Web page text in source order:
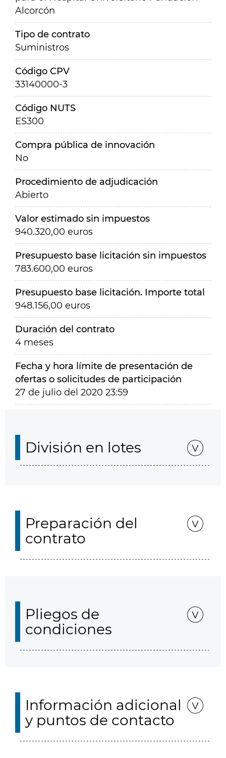
Alcorcón
Tipo de contrato
Suministros
Código CPV
33140000-3
Código NUTS
ES300
Compra pública de innovación
No
Procedimiento de adjudicación
Abierto
Valor estimado sin impuestos
940.320,00 euros
Presupuesto base licitación sin impuestos
783.600,00 euros
Presupuesto base licitación. Importe total
948.156,00 euros
Duración del contrato
4 meses
Fecha y hora límite de presentación de
ofertas o solicitudes de participación
27 de julio del 2020 23:59
División en lotes
Preparación del
contrato
Pliegos de
condiciones
Información adicional
y puntos de contacto